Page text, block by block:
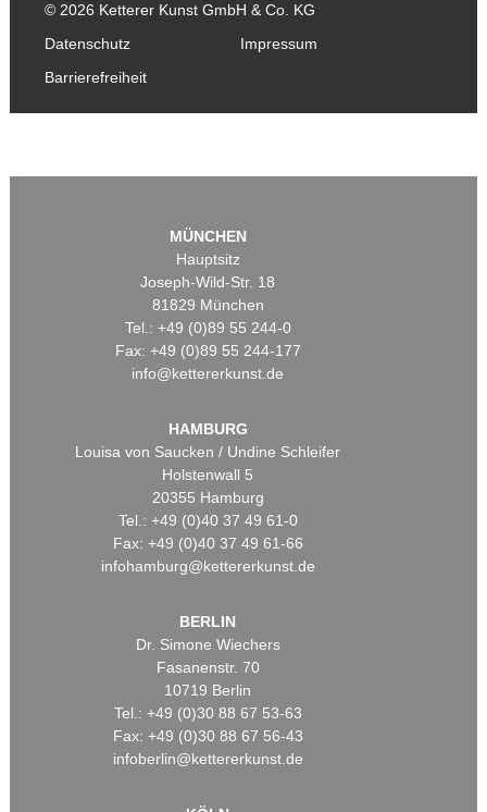
© 2026 Ketterer Kunst GmbH & Co. KG
Datenschutz
Impressum
Barrierefreiheit
MÜNCHEN
Hauptsitz
Joseph-Wild-Str. 18
81829 München
Tel.: +49 (0)89 55 244-0
Fax: +49 (0)89 55 244-177
info@kettererkunst.de
HAMBURG
Louisa von Saucken / Undine Schleifer
Holstenwall 5
20355 Hamburg
Tel.: +49 (0)40 37 49 61-0
Fax: +49 (0)40 37 49 61-66
infohamburg@kettererkunst.de
BERLIN
Dr. Simone Wiechers
Fasanenstr. 70
10719 Berlin
Tel.: +49 (0)30 88 67 53-63
Fax: +49 (0)30 88 67 56-43
infoberlin@kettererkunst.de